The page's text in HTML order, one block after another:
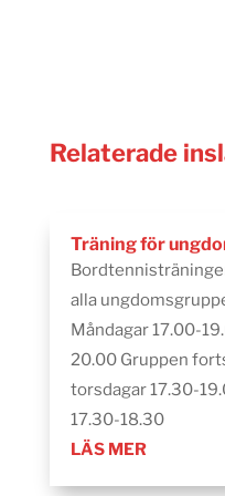
Relaterade
Träning för
alla
Måndagar 17.00-
20.00 Gruppen
torsdagar 17.30-
17.30-18.30
LÄS MER